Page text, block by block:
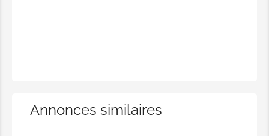
Annonces similaires